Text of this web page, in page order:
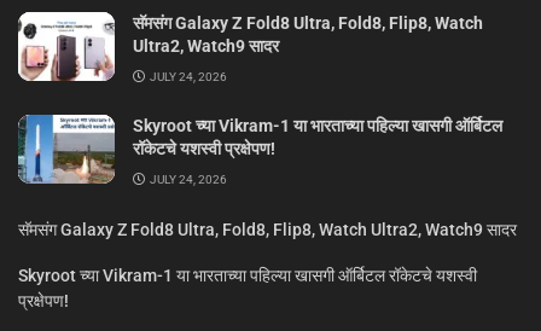
सॅमसंग Galaxy Z Fold8 Ultra, Fold8, Flip8, Watch
Ultra2, Watch9 सादर
JULY 24, 2026
Skyroot च्या Vikram-1 या भारताच्या पहिल्या खासगी ऑर्बिटल
रॉकेटचे यशस्वी प्रक्षेपण!
JULY 24, 2026
सॅमसंग Galaxy Z Fold8 Ultra, Fold8, Flip8, Watch Ultra2, Watch9 सादर
Skyroot च्या Vikram-1 या भारताच्या पहिल्या खासगी ऑर्बिटल रॉकेटचे यशस्वी
प्रक्षेपण!